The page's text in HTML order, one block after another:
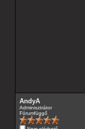
AndyA
Adminisztrátor
Fórumfüggő